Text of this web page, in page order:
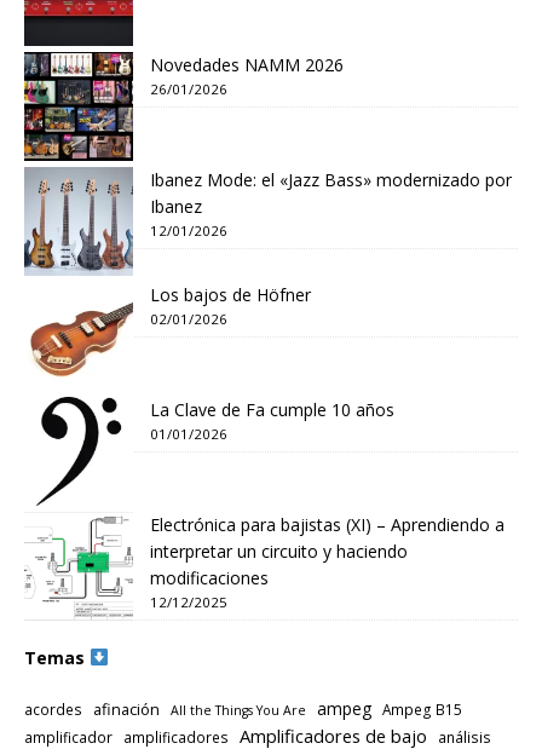
Novedades NAMM 2026
26/01/2026
Ibanez Mode: el «Jazz Bass» modernizado por
Ibanez
12/01/2026
Los bajos de Höfner
02/01/2026
La Clave de Fa cumple 10 años
01/01/2026
Electrónica para bajistas (XI) – Aprendiendo a
interpretar un circuito y haciendo
modificaciones
12/12/2025
Temas
acordes afinación All the Things You Are ampeg Ampeg B15
amplificador
amplificadores Amplificadores de bajo análisis